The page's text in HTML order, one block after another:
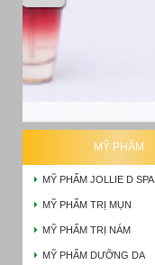
MỸ PHẨM
MỸ PHẨM JOLLIE D SPA
MỸ PHẨM TRỊ MỤN
MỸ PHẨM TRỊ NÁM
MỸ PHẨM DƯỠNG DA